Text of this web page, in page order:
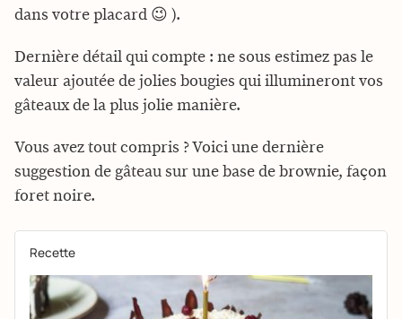
dans votre placard 😉 ).
Dernière détail qui compte : ne sous estimez pas le
valeur ajoutée de jolies bougies qui illumineront vos
gâteaux de la plus jolie manière.
Vous avez tout compris ? Voici une dernière
suggestion de gâteau sur une base de brownie, façon
foret noire.
Recette